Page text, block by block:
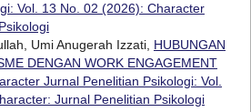
Vol. 13 No. 02 (2026): Character
Umi Anugerah Izzati, HUBUNGAN
DENGAN WORK ENGAGEMENT
Jurnal Penelitian Psikologi: Vol.
Jurnal Penelitian Psikologi